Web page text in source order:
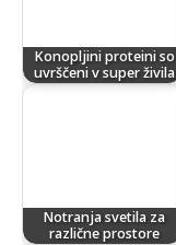
Konopljini proteini so
uvrščeni v super živila
Notranja svetila za
različne prostore